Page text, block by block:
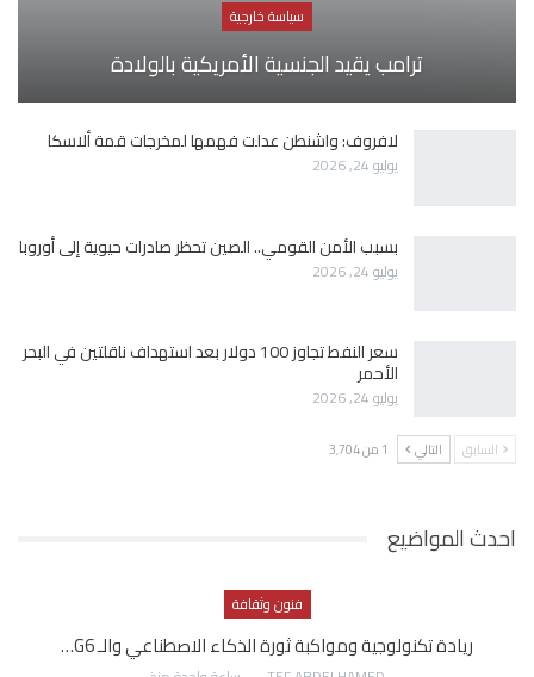
سياسة خارجية
ترامب يقيد الجنسية الأمريكية بالولادة
لافروف: واشنطن عدلت فهمها لمخرجات قمة ألاسكا
يوليو 24, 2026
بسبب الأمن القومي.. الصين تحظر صادرات حيوية إلى أوروبا
يوليو 24, 2026
سعر النفط تجاوز 100 دولار بعد استهداف ناقلتين في البحر
الأحمر
يوليو 24, 2026
السابق التالي 1 من 3٬704
احدث المواضيع
فنون وثقافة
ريادة تكنولوجية ومواكبة ثورة الذكاء الاصطناعي والـ G6…